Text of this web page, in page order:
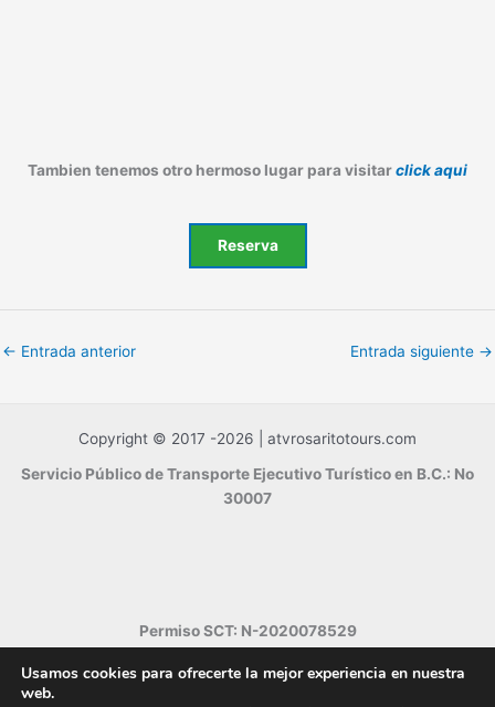
Tambien tenemos otro hermoso lugar para visitarclick aqui
Reserva
← Entrada anterior Entrada siguiente →
Copyright © 2017 -2026 | atvrosaritotours.com
Servicio Público de Transporte Ejecutivo Turístico en B.C.: No
30007
Permiso SCT: N-2020078529
Usamos cookies para ofrecerte la mejor experiencia en nuestra
web.